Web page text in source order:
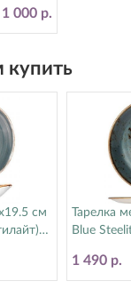
1 000 р.
купить
см
Тарелка
Blue
1 490 р.